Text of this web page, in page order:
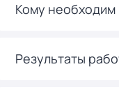
Кому необходим
Результаты